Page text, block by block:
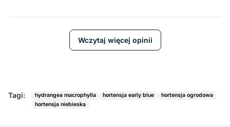
Wczytaj więcej opinii
Tagi: hydrangea macrophylla hortensja early blue
hortensja ogrodowa
hortensja niebieska